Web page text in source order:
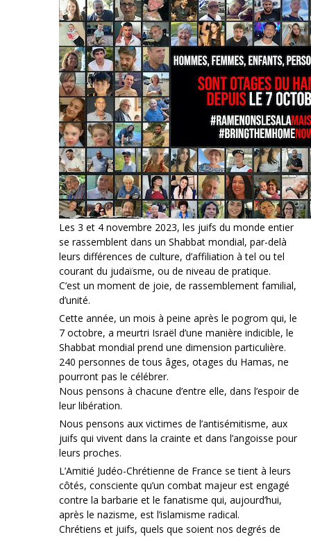
Les 3 et 4 novembre 2023, les juifs du monde entier
se rassemblent dans un Shabbat mondial, par-delà
leurs différences de culture, d’affiliation à tel ou tel
courant du judaïsme, ou de niveau de pratique.
C’est un moment de joie, de rassemblement familial,
d’unité.
Cette année, un mois à peine après le pogrom qui, le
7 octobre, a meurtri Israël d’une manière indicible, le
Shabbat mondial prend une dimension particulière.
240 personnes de tous âges, otages du Hamas, ne
pourront pas le célébrer.
Nous pensons à chacune d’entre elle, dans l’espoir de
leur libération.
Nous pensons aux victimes de l’antisémitisme, aux
juifs qui vivent dans la crainte et dans l’angoisse pour
leurs proches.
L’Amitié Judéo-Chrétienne de France se tient à leurs
côtés, consciente qu’un combat majeur est engagé
contre la barbarie et le fanatisme qui, aujourd’hui,
après le nazisme, est l’islamisme radical.
Chrétiens et juifs, quels que soient nos degrés de